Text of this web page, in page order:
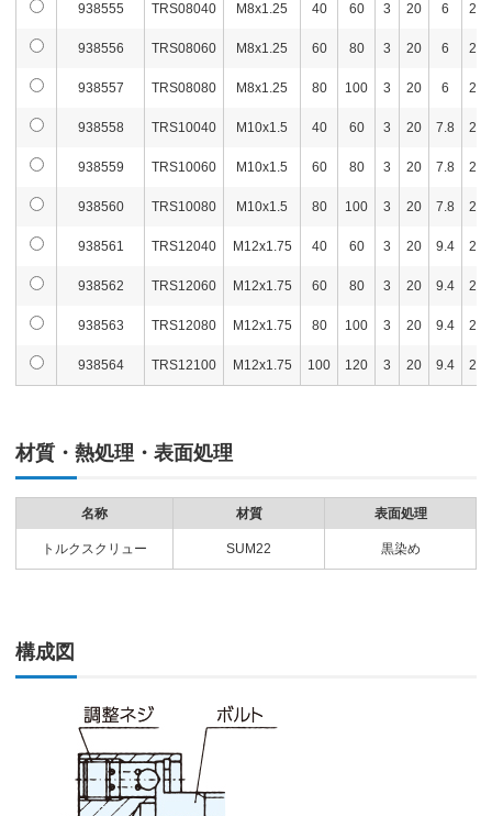
938555 TRS08040 M8x1.25 40 60 3 20 6 25
938556 TRS08060 M8x1.25 60 80 3 20 6 25
938557 TRS08080 M8x1.25 80 100 3 20 6 25
938558 TRS10040 M10x1.5 40 60 3 20 7.8 25
938559 TRS10060 M10x1.5 60 80 3 20 7.8 25
938560 TRS10080 M10x1.5 80 100 3 20 7.8 25
938561 TRS12040 M12x1.75 40 60 3 20 9.4 25
938562 TRS12060 M12x1.75 60 80 3 20 9.4 25
938563 TRS12080 M12x1.75 80 100 3 20 9.4 25
938564 TRS12100 M12x1.75 100 120 3 20 9.4 25
材質・熱処理・表面処理
名称 材質 表面処理
トルクスクリュー SUM22 黒染め
構成図